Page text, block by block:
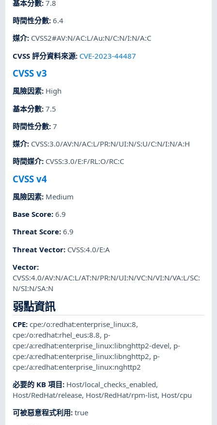
基本分數:7.8
時間性分數:6.4
媒介: CVSS2#AV:N/AC:L/Au:N/C:N/I:N/A:C
CVSS 評分資料來源: CVE-2023-44487
CVSS v3
風險因素: High
基本分數:7.5
時間性分數:7
媒介: CVSS:3.0/AV:N/AC:L/PR:N/UI:N/S:U/C:N/I:N/A:H
時間媒介: CVSS:3.0/E:F/RL:O/RC:C
CVSS v4
風險因素: Medium
Base Score:6.9
Threat Score:6.9
Threat Vector: CVSS:4.0/E:A
Vector:
CVSS:4.0/AV:N/AC:L/AT:N/PR:N/UI:N/VC:N/VI:N/VA:L/SC:
N/SI:N/SA:N
弱點資訊
CPE:cpe:/o:redhat:enterprise_linux:8,
cpe:/o:redhat:rhel_eus:8.8, p-
cpe:/a:redhat:enterprise_linux:libnghttp2-devel, p-
cpe:/a:redhat:enterprise_linux:libnghttp2, p-
cpe:/a:redhat:enterprise_linux:nghttp2
必要的 KB 項目: Host/local_checks_enabled,
Host/RedHat/release, Host/RedHat/rpm-list, Host/cpu
可被惡意程式利用:true